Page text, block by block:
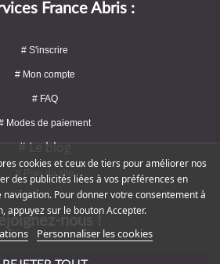
France Abris :
# S'inscrire
# Mon compte
# FAQ
Modes de paiement
# Le blog
# Plan du site
nous !
cookies et ceux de tiers pour améliorer nos
des publicités liées à vos préférences en
Pour donner votre consentement à
appuyez sur le bouton Accepter.
Personnaliser les cookies